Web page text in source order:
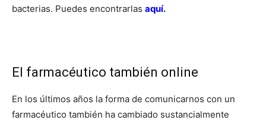
bacterias. Puedes encontrarlas aquí.
El farmacéutico también online
En los últimos años la forma de comunicarnos con un
farmacéutico también ha cambiado sustancialmente